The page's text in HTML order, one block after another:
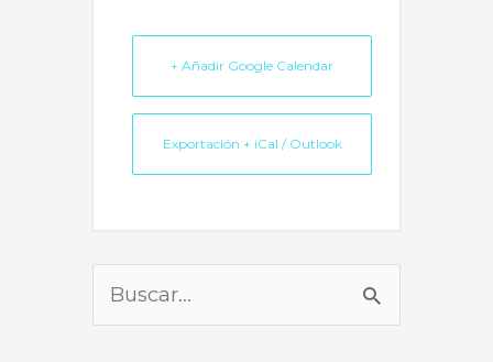
+ Añadir Google Calendar
Exportación + iCal / Outlook
Buscar
por: